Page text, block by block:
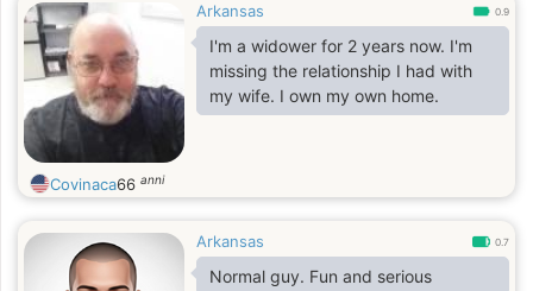
me no.
Arkansas 0.9
I'm a widower for 2 years now. I'm
missing the relationship I had with
my wife. I own my own home.
Covinaca66 anni
Arkansas 0.7
Normal guy. Fun and serious